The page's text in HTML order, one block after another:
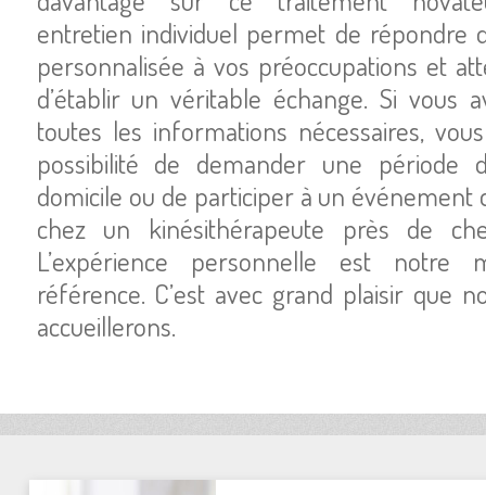
entretien individuel permet de répondre
personnalisée à vos préoccupations et
d’établir un véritable échange. Si vous
toutes les informations nécessaires,
possibilité de demander une période
domicile ou de participer à un événement
chez un kinésithérapeute près de
L’expérience personnelle est notre
référence. C’est avec grand plaisir que
accueillerons.